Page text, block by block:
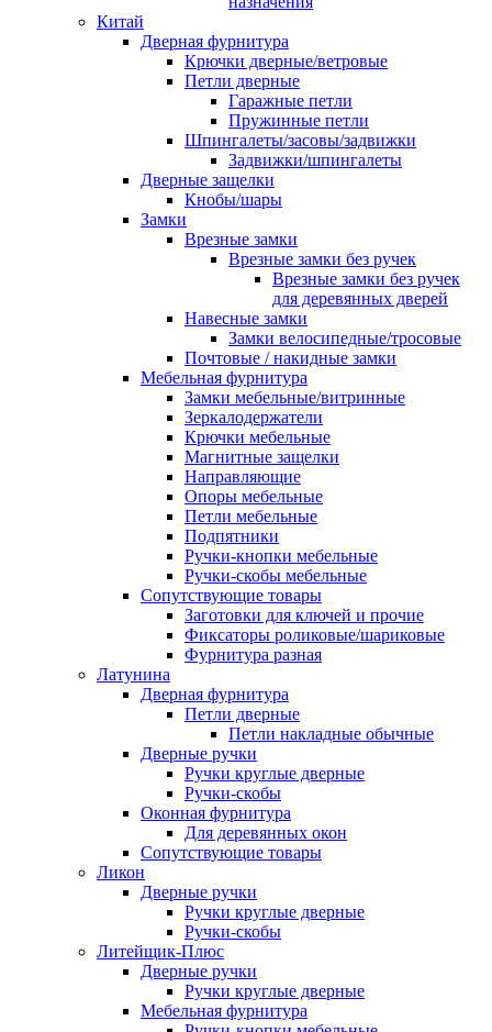
Китай
Дверная фурнитура
Крючки дверные/ветровые
Петли дверные
Гаражные петли
Пружинные петли
Шпингалеты/засовы/задвижки
Задвижки/шпингалеты
Дверные защелки
Кнобы/шары
Замки
Врезные замки
Врезные замки без ручек
Врезные замки без ручек
для деревянных дверей
Навесные замки
Замки велосипедные/тросовые
Почтовые / накидные замки
Мебельная фурнитура
Замки мебельные/витринные
Зеркалодержатели
Крючки мебельные
Магнитные защелки
Направляющие
Опоры мебельные
Петли мебельные
Подпятники
Ручки-кнопки мебельные
Ручки-скобы мебельные
Сопутствующие товары
Заготовки для ключей и прочие
Фиксаторы роликовые/шариковые
Фурнитура разная
Латунина
Дверная фурнитура
Петли дверные
Петли накладные обычные
Дверные ручки
Ручки круглые дверные
Ручки-скобы
Оконная фурнитура
Для деревянных окон
Сопутствующие товары
Ликон
Дверные ручки
Ручки круглые дверные
Ручки-скобы
Литейщик-Плюс
Дверные ручки
Ручки круглые дверные
Мебельная фурнитура